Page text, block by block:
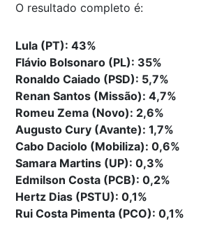
O resultado completo é:
Lula (PT): 43%
Flávio Bolsonaro (PL): 35%
Ronaldo Caiado (PSD): 5,7%
Renan Santos (Missão): 4,7%
Romeu Zema (Novo): 2,6%
Augusto Cury (Avante): 1,7%
Cabo Daciolo (Mobiliza): 0,6%
Samara Martins (UP): 0,3%
Edmilson Costa (PCB): 0,2%
Hertz Dias (PSTU): 0,1%
Rui Costa Pimenta (PCO): 0,1%